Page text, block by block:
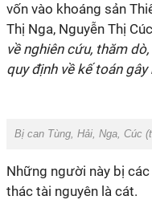
vốn vào khoáng sản
Thị Nga, Nguyễn Thị
về nghiên cứu, thăm
quy định về kế toán
Bị can Tùng, Hải, Nga, Cúc
Những người này bị
thác tài nguyên là cát.